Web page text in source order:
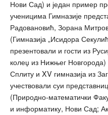
Нови Сад) и један пример
ученицима Гимназије
Радовановић, Зорана
(Гимназија „Исидора
презентовали и гости из
колеџ из Нижњег
Сплиту и XV гимназија из
учествовали суи
(Природно-математички
и информатику, Нови Сад;